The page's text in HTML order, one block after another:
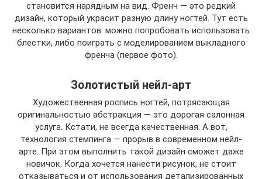
становится нарядным на вид. Френч — это редкий
дизайн, который украсит разную длину ногтей. Тут есть
несколько вариантов: можно попробовать использовать
блестки, либо поиграть с моделированием выкладного
френча (первое фото).
Золотистый нейл-арт
Художественная роспись ногтей, потрясающая
оригинальностью абстракция — это дорогая салонная
услуга. Кстати, не всегда качественная. А вот,
технология стемпинга — прорыв в современном нейл-
арте. При этом выполнить такой дизайн сможет даже
новичок. Когда хочется нанести рисунок, не стоит
отказываться и от использования детализированных